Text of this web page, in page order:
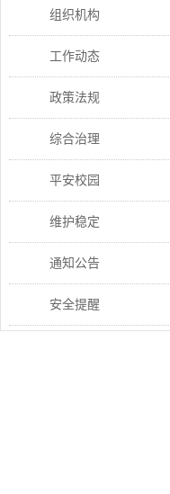
组织机构
工作动态
政策法规
综合治理
平安校园
维护稳定
通知公告
安全提醒